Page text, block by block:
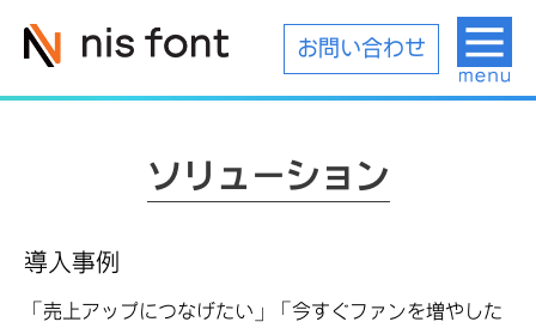
お問い合わせ
ソリューション
導入事例
「売上アップにつなげたい」「今すぐファンを増やした